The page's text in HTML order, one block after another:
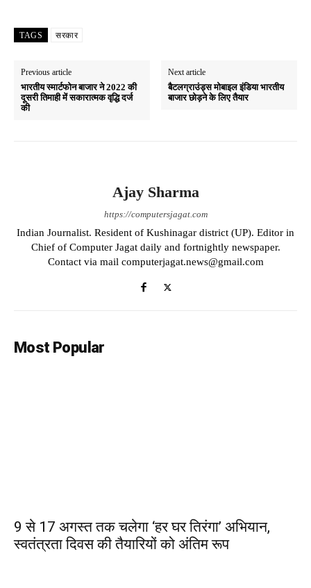
ts
pp
bo
m
TAGS सरकार
Previous article
भारतीय स्मार्टफोन बाजार ने 2022 की
दूसरी तिमाही में सकारात्मक वृद्धि दर्ज
की
Next article
बैटलग्राउंड्स मोबाइल इंडिया भारतीय
बाजार छोड़ने के लिए तैयार
Ajay Sharma
https://computersjagat.com
Indian Journalist. Resident of Kushinagar district (UP). Editor in
Chief of Computer Jagat daily and fortnightly newspaper.
Contact via mail computerjagat.news@gmail.com
Most Popular
9 से 17 अगस्त तक चलेगा ‘हर घर तिरंगा’ अभियान,
स्वतंत्रता दिवस की तैयारियों को अंतिम रूप